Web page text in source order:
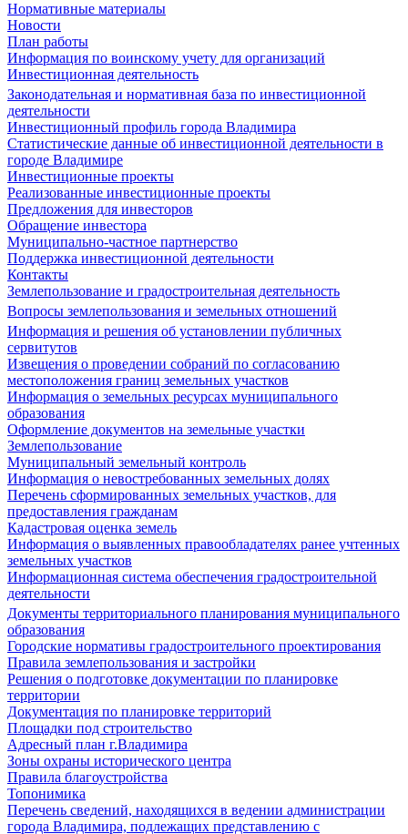
Нормативные материалы
Новости
План работы
Информация по воинскому учету для организаций
Инвестиционная деятельность
Законодательная и нормативная база по инвестиционной
деятельности
Инвестиционный профиль города Владимира
Статистические данные об инвестиционной деятельности в
городе Владимире
Инвестиционные проекты
Реализованные инвестиционные проекты
Предложения для инвесторов
Обращение инвестора
Муниципально-частное партнерство
Поддержка инвестиционной деятельности
Контакты
Землепользование и градостроительная деятельность
Вопросы землепользования и земельных отношений
Информация и решения об установлении публичных
сервитутов
Извещения о проведении собраний по согласованию
местоположения границ земельных участков
Информация о земельных ресурсах муниципального
образования
Оформление документов на земельные участки
Землепользование
Муниципальный земельный контроль
Информация о невостребованных земельных долях
Перечень сформированных земельных участков, для
предоставления гражданам
Кадастровая оценка земель
Информация о выявленных правообладателях ранее учтенных
земельных участков
Информационная система обеспечения градостроительной
деятельности
Документы территориального планирования муниципального
образования
Городские нормативы градостроительного проектирования
Правила землепользования и застройки
Решения о подготовке документации по планировке
территории
Документация по планировке территорий
Площадки под строительство
Адресный план г.Владимира
Зоны охраны исторического центра
Правила благоустройства
Топонимика
Перечень сведений, находящихся в ведении администрации
города Владимира, подлежащих представлению с